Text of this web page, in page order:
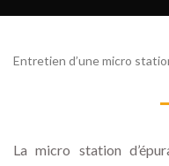
Entretien d’une micro
La micro station